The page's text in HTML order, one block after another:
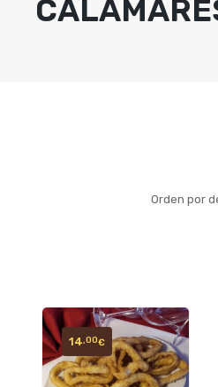
Orden por
14,00€